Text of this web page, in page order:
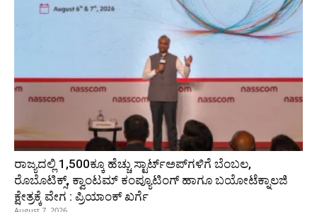
ರಾಜ್ಯದಲ್ಲಿ 1,500ಕ್ಕೂ ಹೆಚ್ಚು ಸ್ಟಾರ್ಟ್‌ಅಪ್‌ಗಳಿಗೆ ಬೆಂಬಲ,
ರೊಬೊಟಿಕ್ಸ್, ಕ್ವಾಂಟಮ್ ಕಂಪ್ಯೂಟಿಂಗ್ ಹಾಗೂ ಬಯೋಟೆಕ್ನಾಲಜಿ
ಕ್ಷೇತ್ರಕ್ಕೆ ವೇಗ : ಪ್ರಿಯಾಂಕ್‌ ಖರ್ಗೆ